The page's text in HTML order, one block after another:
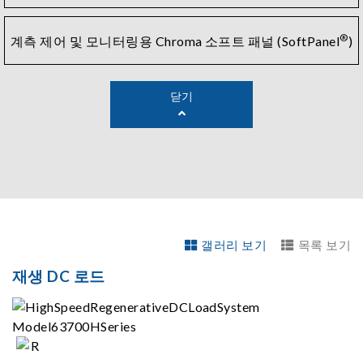
계측 제어 및 모니터링용 Chroma 소프트 패널 (SoftPanel®)
닫기
갤러리 보기 목록 보기
재생 DC 로드